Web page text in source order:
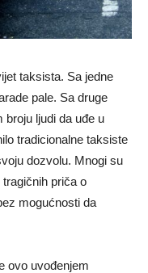
taksista. Sa jedne
pale. Sa druge
ljudi da uđe u
tradicionalne taksiste
dozvolu. Mnogi su
priča o
mogućnosti da
ovo uvođenjem